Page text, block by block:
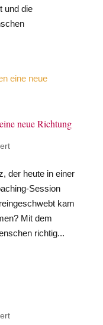
und die
neue Richtung
der heute in einer
Session
kam
Mit dem
richtig...